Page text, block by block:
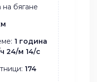
на бягане
1 година
24/м 14/с
174